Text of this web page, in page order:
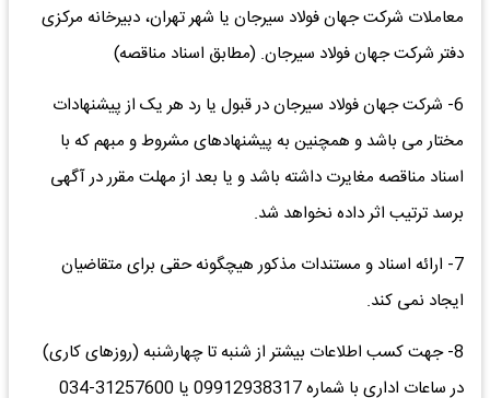
معاملات شرکت جهان فولاد سیرجان یا شهر تهران، دبیرخانه مرکزی
دفتر شرکت جهان فولاد سیرجان. (مطابق اسناد مناقصه)
6- شرکت جهان فولاد سیرجان در قبول یا رد هر یک از پیشنهادات
مختار می باشد و همچنین به پیشنهادهای مشروط و مبهم که با
اسناد مناقصه مغایرت داشته باشد و یا بعد از مهلت مقرر در آگهی
برسد ترتیب اثر داده نخواهد شد.
7- ارائه اسناد و مستندات مذکور هیچگونه حقی برای متقاضیان
ایجاد نمی کند.
8- جهت کسب اطلاعات بیشتر از شنبه تا چهارشنبه (روزهای کاری)
در ساعات اداری با شماره 09912938317 یا 31257600-034